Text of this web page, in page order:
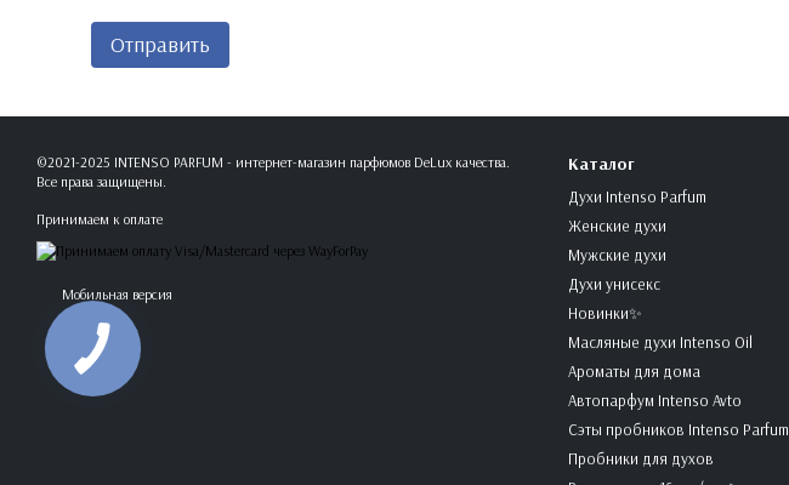
Отправить
©2021-2025 INTENSO PARFUM - интернет-магазин парфюмов DeLux качества.
Все права защищены.
Принимаем к оплате
Мобильная версия
Каталог
Духи Intenso Parfum
Женские духи
Мужские духи
Духи унисекс
Новинки✨
Масляные духи Intenso Oil
Ароматы для дома
Автопарфум Intenso Avto
Сэты пробников Intenso Parfum
Пробники для духов